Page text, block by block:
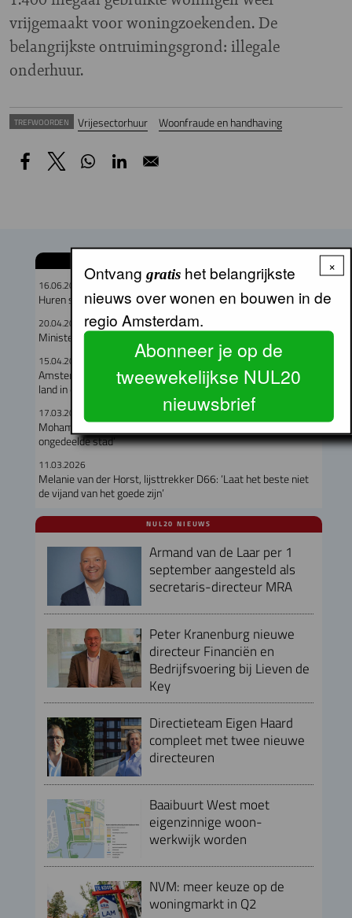
vrijgemaakt voor woningzoekenden. De
belangrijkste ontruimingsgrond: illegale
onderhuur.
TREFWOORDEN Vrijesectorhuur Woonfraude en handhaving
16.06.2026
Huren stijgen, woonquote daalt
20.04.2026
Minister zet mes in Wet betaalbare huur
15.04.2026
Amsterdamse woningprijzen dalen sterker dan in rest van het
land in eerste kwartaal 2026
17.03.2026
Mohamed Acharki en Anne Oosterbaan: ‘Bouw samen aan
ongedeelde stad’
11.03.2026
Melanie van der Horst, lijsttrekker D66: ‘Laat het beste niet
de vijand van het goede zijn’
NUL20 NIEUWS
Armand van de Laar per 1
september aangesteld als
secretaris-directeur MRA
Peter Kranenburg nieuwe
directeur Financiën en
Bedrijfsvoering bij Lieven de
Key
Directieteam Eigen Haard
compleet met twee nieuwe
directeuren
Baaibuurt West moet
eigenzinnige woon-
werkwijk worden
NVM: meer keuze op de
woningmarkt in Q2
×
Ontvang gratishet belangrijkste
nieuws over wonen en bouwen in de
regio Amsterdam.
Abonneer je op de
tweewekelijkse NUL20
nieuwsbrief